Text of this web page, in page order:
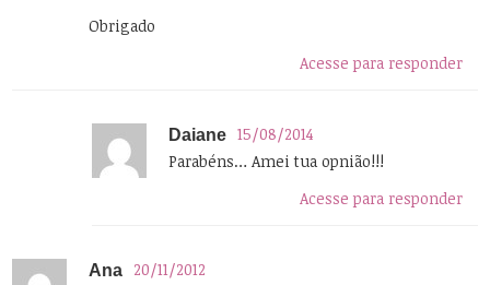
Obrigado
Acesse para responder
Daiane
15/08/2014
Parabéns… Amei tua opnião!!!
Acesse para responder
Ana
20/11/2012